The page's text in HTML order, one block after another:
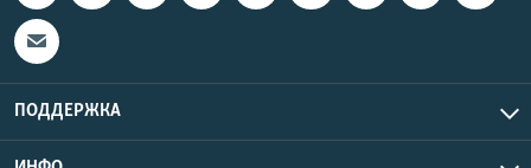
ПОДДЕРЖКА